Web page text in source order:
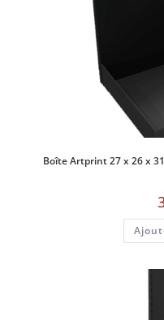
Boîte Artprint 27 x 26 x